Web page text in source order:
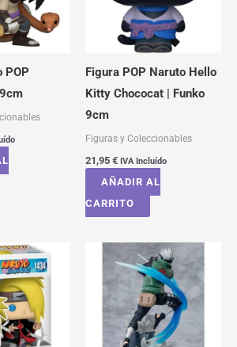
POP
Figura POP Naruto Hello
Kitty Chococat | Funko
9cm
Figuras y Coleccionables
21,95 € IVA Incluído
AÑADIR AL
CARRITO